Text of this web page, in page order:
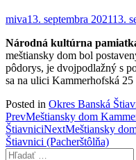
miva13. septembra 202113.
Národná kultúrna
meštiansky dom bol
pôdorys, je dvojpodlažný s
sa na ulici Kammerhofská
Posted in Okres Banská
Post
navigation
PrevMeštiansky dom
ŠtiavniciNextMeštiansky
Štiavnici (Pacherštôlňa)
Hľadať: